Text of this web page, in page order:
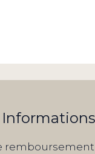
Informations